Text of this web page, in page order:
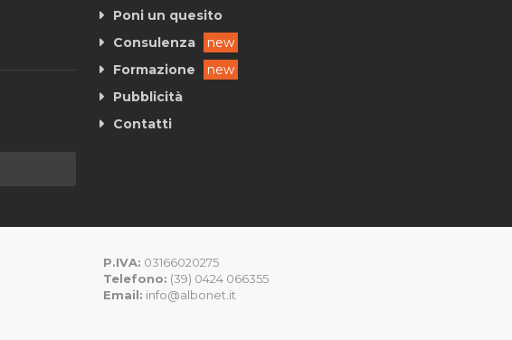
Poni un quesito
Consulenza
new
Formazione
new
Pubblicità
Contatti
P.IVA: 03166020275
Telefono: (39) 0424 066355
Email: info@albonet.it